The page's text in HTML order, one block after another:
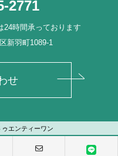
2771
24時間承っております
新羽町1089-1
せ
エンティーワン